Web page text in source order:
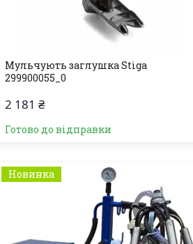
Мульчують заглушка Stiga
299900055_0
2 181 ₴
Готово до відправки
Новинка